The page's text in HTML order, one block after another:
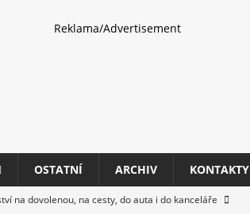
Reklama/Advertisement
OSTATNÍ ARCHIV KONTAKTY
na dovolenou, na cesty, do auta i do kanceláře